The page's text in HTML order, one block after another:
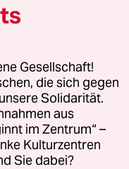
Fan eine der
abliefert. Aber
letzlich nehmen,
bekannten Semi-
der neue Titel
nachdem zwei
mangelnde
moniert wurde?
einem Absatz. Und
Chronistenpflicht
Gesellschaft!
die sich gegen
Solidarität.
aus
im Zentrum“ –
Kulturzentren
Sie dabei?